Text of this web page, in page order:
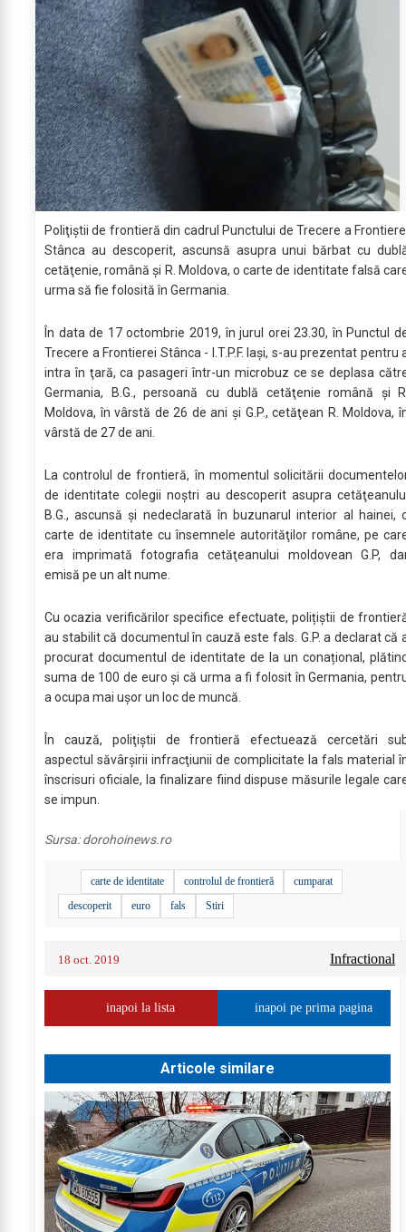
Poliţiştii de frontieră din cadrul Punctului de Trecere a
Stânca au descoperit, ascunsă asupra unui bărbat cu
cetăţenie, română şi R. Moldova, o carte de identitate falsă
urma să fie folosită în Germania.
În data de 17 octombrie 2019, în jurul orei 23.30, în Punctul
Trecere a Frontierei Stânca - I.T.P.F. Iași, s-au prezentat pentru
intra în ţară, ca pasageri într-un microbuz ce se deplasa
Germania, B.G., persoană cu dublă cetăţenie română şi
Moldova, în vârstă de 26 de ani şi G.P., cetăţean R. Moldova,
vârstă de 27 de ani.
La controlul de frontieră, în momentul solicitării
de identitate colegii noștri au descoperit asupra
B.G., ascunsă și nedeclarată în buzunarul interior al hainei,
carte de identitate cu însemnele autorităţilor române, pe
era imprimată fotografia cetăţeanului moldovean G.P,
emisă pe un alt nume.
Cu ocazia verificărilor specifice efectuate, polițiștii de
au stabilit că documentul în cauză este fals. G.P. a declarat că
procurat documentul de identitate de la un conațional,
suma de 100 de euro și că urma a fi folosit în Germania,
a ocupa mai ușor un loc de muncă.
În cauză, poliţiştii de frontieră efectuează cercetări
aspectul săvârşirii infracţiunii de complicitate la fals material
înscrisuri oficiale, la finalizare fiind dispuse măsurile legale
se impun.
Sursa:dorohoinews.ro
carte de identitate controlul de frontieră
cumparat
descoperit
euro fals Stiri
18 oct. 2019 Infractional
inapoi la lista inapoi pe prima pagina
Articole similare